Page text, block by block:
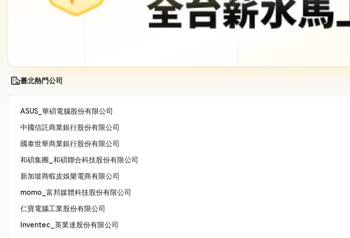
臺北熱門公司
ASUS_華碩電腦股份有限公司
中國信託商業銀行股份有限公司
國泰世華商業銀行股份有限公司
和碩集團_和碩聯合科技股份有限公司
新加坡商蝦皮娛樂電商有限公司
momo_富邦媒體科技股份有限公司
仁寶電腦工業股份有限公司
Inventec_英業達股份有限公司